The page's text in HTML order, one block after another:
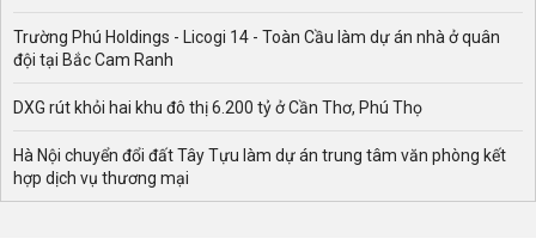
Trường Phú Holdings - Licogi 14 - Toàn Cầu làm dự án nhà ở quân
đội tại Bắc Cam Ranh
DXG rút khỏi hai khu đô thị 6.200 tỷ ở Cần Thơ, Phú Thọ
Hà Nội chuyển đổi đất Tây Tựu làm dự án trung tâm văn phòng kết
hợp dịch vụ thương mại